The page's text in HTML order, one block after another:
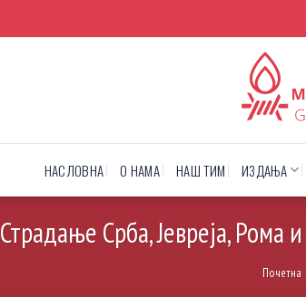
НАСЛОВНА О НАМА НАШ ТИМ ИЗДАЊА
Страдање Срба, Јевреја, Рома
Почетна